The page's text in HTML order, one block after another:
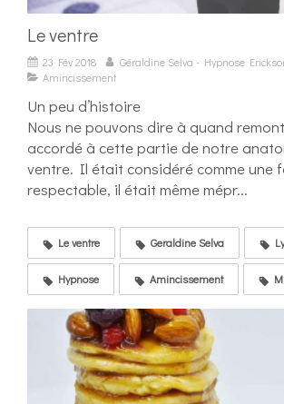
Le ventre
23 Fév 2018
Géraldine Selva - Hypnose
Amincissement
Un peu d’histoire
Nous ne pouvons dire à quand
accordé à cette partie de notre
ventre. Il était considéré comme une
respectable, il était même mépr...
Le ventre Geraldine Selva
Hypnose Amincissement